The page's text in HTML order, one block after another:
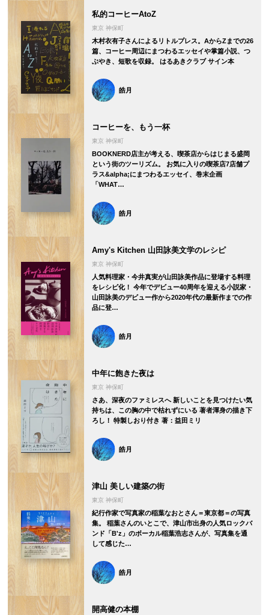
私的コーヒーAtoZ
東京 神保町
木村衣有子さんによるリトルプレス。AからZまでの26
篇、コーヒー周辺にまつわるエッセイや掌篇小説、つ
ぶやき、短歌を収録。 はるあきクラブ サイン本
皓月
コーヒーを、もう一杯
東京 神保町
BOOKNERD店主が考える、喫茶店からはじまる盛岡
という街のツーリズム。 お気に入りの喫茶店7店舗プ
ラス&alpha;にまつわるエッセイ、巻末企画
「WHAT…
皓月
Amy's Kitchen 山田詠美文学のレシピ
東京 神保町
人気料理家・今井真実が山田詠美作品に登場する料理
をレシピ化！ 今年でデビュー40周年を迎える小説家・
山田詠美のデビュー作から2020年代の最新作までの作
品に登…
皓月
中年に飽きた夜は
東京 神保町
さあ、深夜のファミレスへ 新しいことを見つけたい気
持ちは、この胸の中で枯れずにいる 著者渾身の描き下
ろし！ 特製しおり付き 著：益田ミリ
皓月
津山 美しい建築の街
東京 神保町
紀行作家で写真家の稲葉なおとさん＝東京都＝の写真
集。 稲葉さんのいとこで、津山市出身の人気ロックバ
ンド「B'z」のボーカル稲葉浩志さんが、写真集を通
して感じた…
皓月
開高健の本棚